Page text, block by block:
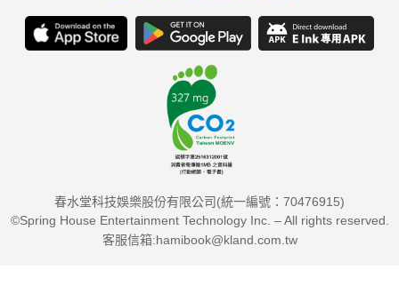
春水堂科技娛樂股份有限公司(統一編號：70476915)
©Spring House Entertainment Technology Inc. – All rights reserved.
客服信箱:hamibook@kland.com.tw